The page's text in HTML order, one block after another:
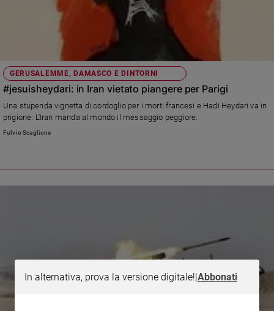
GERUSALEMME, DAMASCO E DINTORNI
#jesuisheydari: in Iran vietato piangere per Parigi
Una stupenda vignetta di cordoglio per i morti francesi e Hadi Heydari va in
prigione. L'Iran manda al mondo il messaggio peggiore.
Fulvio Scaglione
In alternativa, prova la versione digitale!|Abbonati